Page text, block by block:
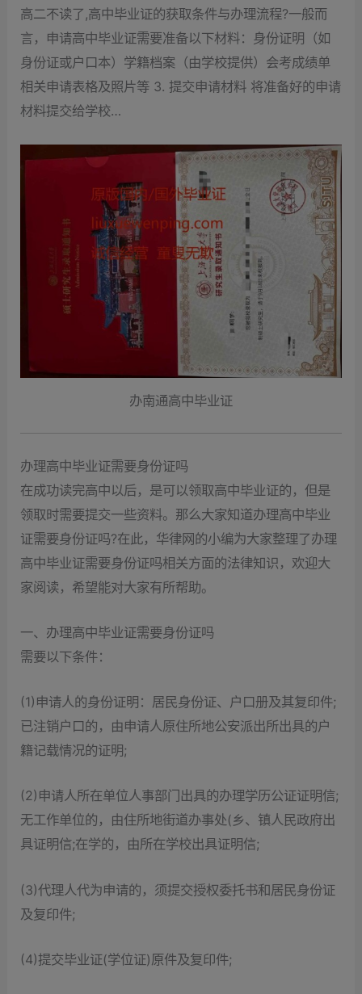
高二不读了,高中毕业证的获取条件与办理流程?一般而
言，申请高中毕业证需要准备以下材料：身份证明（如
身份证或户口本）学籍档案（由学校提供）会考成绩单
相关申请表格及照片等 3. 提交申请材料 将准备好的申请
材料提交给学校…
办南通高中毕业证
办理高中毕业证需要身份证吗
在成功读完高中以后，是可以领取高中毕业证的，但是
领取时需要提交一些资料。那么大家知道办理高中毕业
证需要身份证吗?在此，华律网的小编为大家整理了办理
高中毕业证需要身份证吗相关方面的法律知识，欢迎大
家阅读，希望能对大家有所帮助。
一、办理高中毕业证需要身份证吗
需要以下条件：
(1)申请人的身份证明：居民身份证、户口册及其复印件;
已注销户口的，由申请人原住所地公安派出所出具的户
籍记载情况的证明;
(2)申请人所在单位人事部门出具的办理学历公证证明信;
无工作单位的，由住所地街道办事处(乡、镇人民政府出
具证明信;在学的，由所在学校出具证明信;
(3)代理人代为申请的，须提交授权委托书和居民身份证
及复印件;
(4)提交毕业证(学位证)原件及复印件;